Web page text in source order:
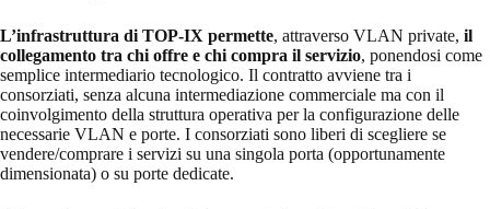
L’infrastruttura di TOP-IX permette, attraverso VLAN private, il
collegamento tra chi offre e chi compra il servizio, ponendosi come
semplice intermediario tecnologico. Il contratto avviene tra i
consorziati, senza alcuna intermediazione commerciale ma con il
coinvolgimento della struttura operativa per la configurazione delle
necessarie VLAN e porte. I consorziati sono liberi di scegliere se
vendere/comprare i servizi su una singola porta (opportunamente
dimensionata) o su porte dedicate.